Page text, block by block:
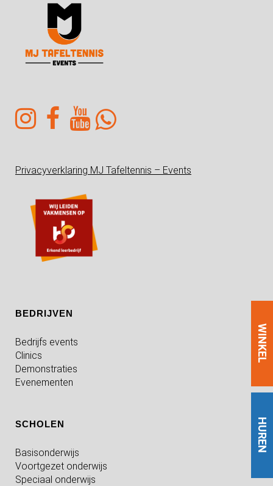
HUREN
WINKEL
Privacyverklaring MJ Tafeltennis – Events
BEDRIJVEN
Bedrijfs events
Clinics
Demonstraties
Evenementen
SCHOLEN
Basisonderwijs
Voortgezet onderwijs
Speciaal onderwijs